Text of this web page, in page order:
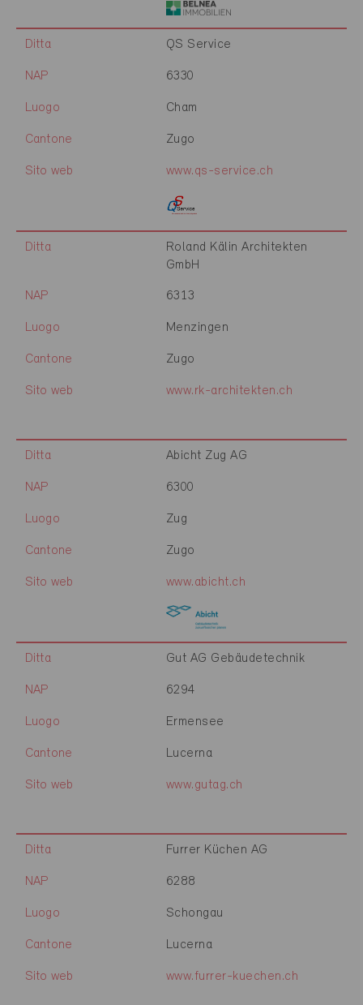
Ditta QS Service
NAP 6330
Luogo Cham
Cantone Zugo
Sito web www.qs-service.ch
Ditta
Roland Kälin Architekten
GmbH
NAP 6313
Luogo Menzingen
Cantone Zugo
Sito web www.rk-architekten.ch
Ditta Abicht Zug AG
NAP 6300
Luogo Zug
Cantone Zugo
Sito web www.abicht.ch
Ditta Gut AG Gebäudetechnik
NAP 6294
Luogo Ermensee
Cantone Lucerna
Sito web www.gutag.ch
Ditta Furrer Küchen AG
NAP 6288
Luogo Schongau
Cantone Lucerna
Sito web www.furrer-kuechen.ch